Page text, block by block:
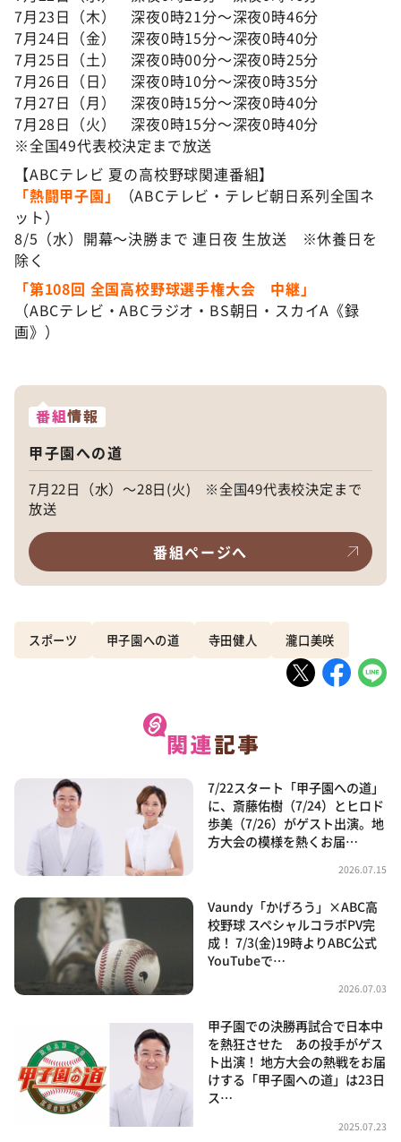
7月23日（木） 深夜0時21分～深夜0時46分
7月24日（金） 深夜0時15分～深夜0時40分
7月25日（土） 深夜0時00分～深夜0時25分
7月26日（日） 深夜0時10分～深夜0時35分
7月27日（月） 深夜0時15分～深夜0時40分
7月28日（火） 深夜0時15分～深夜0時40分
※全国49代表校決定まで放送
【ABCテレビ 夏の高校野球関連番組】
「熱闘甲子園」
（ABCテレビ・テレビ朝日系列全国ネ
ット）
8/5（水）開幕〜決勝まで 連日夜 生放送 ※休養日を
除く
「第108回 全国高校野球選手権大会 中継」
（ABCテレビ・ABCラジオ・BS朝日・スカイA《録
画》）
番組情報
甲子園への道
7月22日（水）～28日(火) ※全国49代表校決定まで
放送
番組ページへ
スポーツ 甲子園への道 寺田健人 瀧口美咲
7/22スタート「甲子園への道」
に、斎藤佑樹（7/24）とヒロド
歩美（7/26）がゲスト出演。地
方大会の模様を熱くお届…
2026.07.15
Vaundy「かげろう」×ABC高
校野球 スペシャルコラボPV完
成！ 7/3(金)19時よりABC公式
YouTubeで…
2026.07.03
甲子園での決勝再試合で日本中
を熱狂させた あの投手がゲス
ト出演！ 地方大会の熱戦をお届
けする「甲子園への道」は23日
ス…
2025.07.23